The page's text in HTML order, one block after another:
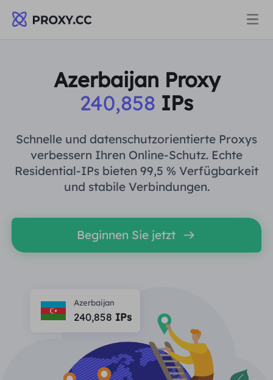
Proxys
Statischer Wohn-Proxy
Unbegrenzter Wohn-Proxy
Berater für langfristige imap
WOHNPROXY
Wohn-Proxy $0.8/GB
Statischer Wohn-Proxy $0.28/IP/Tag
Ich habe kein heating
Berater für langfristige imap $1.4
Data for AI
NACH ANWENDUNGSFALL
Markenschutz
SEO-Überwachung
Ressourcen
Partnerprogramm
Partner
Lernen
Azerbaijan Proxy
240,858 IPs
Schnelle und datenschutzorientierte Proxys
verbessern Ihren Online-Schutz. Echte
Residential-IPs bieten 99,5 % Verfügbarkeit
und stabile Verbindungen.
Beginnen Sie jetzt
Azerbaijan
240,858 IPs